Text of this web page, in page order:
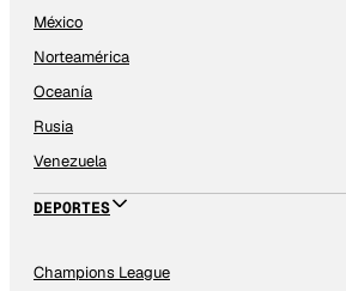
México
Norteamérica
Oceanía
Rusia
Venezuela
DEPORTES
Champions League